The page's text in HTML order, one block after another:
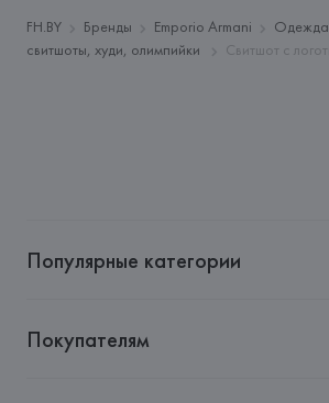
Адрес:
ИТАЛИЯ,
Giorgio Armani S.p.A -
20121 Milano,
FH.BY Бренды Emporio Armani Одежда
свитшоты, худи, олимпийки
Свитшот с
Популярные категории
Покупателям